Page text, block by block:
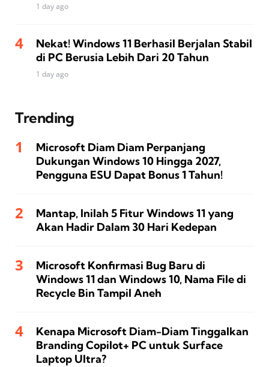
1 day ago
Nekat! Windows 11 Berhasil Berjalan Stabil
di PC Berusia Lebih Dari 20 Tahun
1 day ago
Trending
Microsoft Diam Diam Perpanjang
Dukungan Windows 10 Hingga 2027,
Pengguna ESU Dapat Bonus 1 Tahun!
Mantap, Inilah 5 Fitur Windows 11 yang
Akan Hadir Dalam 30 Hari Kedepan
Microsoft Konfirmasi Bug Baru di
Windows 11 dan Windows 10, Nama File di
Recycle Bin Tampil Aneh
Kenapa Microsoft Diam-Diam Tinggalkan
Branding Copilot+ PC untuk Surface
Laptop Ultra?